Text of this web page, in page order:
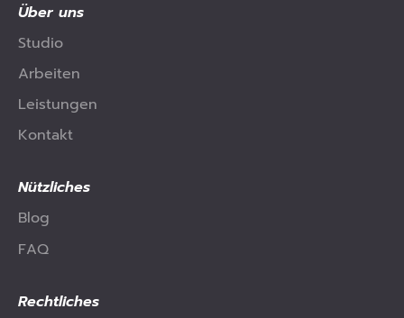
Über uns
Studio
Arbeiten
Leistungen
Kontakt
Nützliches
Blog
FAQ
Rechtliches